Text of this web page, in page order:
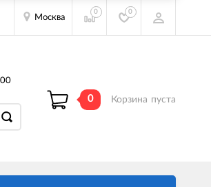
Москва
0 0
0 Корзина пуста